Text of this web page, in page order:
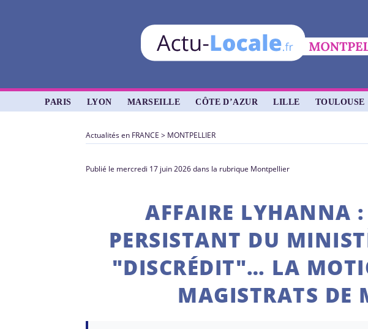
PARIS LYON MARSEILLE CÔTE D’AZUR LILLE TOULOUSE
Actualités en FRANCE > MONTPELLIER
Publié le mercredi 17 juin 2026 dans la rubrique Montpellier
AFFAIRE LYHANNA
PERSISTANT DU
"DISCRÉDIT"… LA
MAGISTRATS DE